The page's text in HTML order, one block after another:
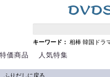
キーワード： 相棒 韓国ドラ
特価商品 人気特集
ふりだしに戻る